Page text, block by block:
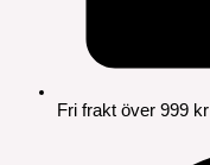
Fri frakt över 999 kr